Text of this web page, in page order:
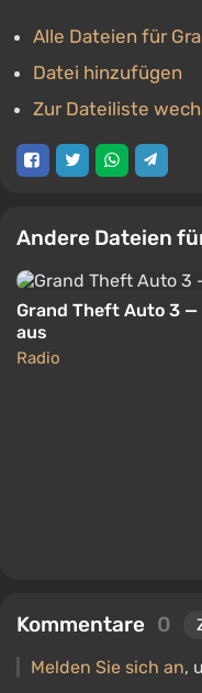
Alle Dateien für
Datei hinzufügen
Zur Dateiliste
Andere Dateien
Grand Theft Auto 3 —
aus
Radio
Kommentare 0
Melden Sie sich an,